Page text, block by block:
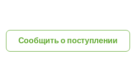
Сообщить о поступлении